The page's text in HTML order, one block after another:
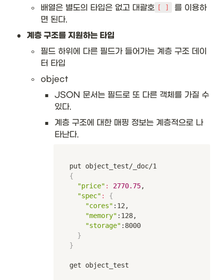
◦ 배열은 별도의 타입은 없고 대괄호 [ ]
를 이용하
면 된다.
• 계층 구조를 지원하는 타입
◦
필드 하위에 다른 필드가 들어가는 계층 구조 데이
터 타입
◦ object
▪
JSON 문서는 필드로 또 다른 객체를 가질 수
있다.
▪
계층 구조에 대한 매핑 정보는 계층적으로 나
타난다.
{
"price" : 2770.75,
"spec" :
{
"cores" :12,
"memory" :128,
"storage" :8000
}
}
get object_test